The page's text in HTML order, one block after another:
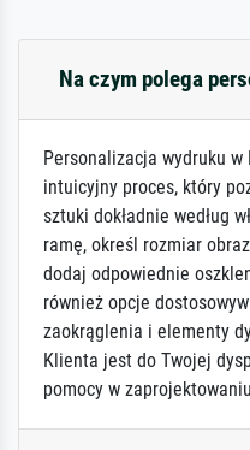
Na czym polega
Personalizacja wydruku
intuicyjny proces, który
sztuki dokładnie według
ramę, określ rozmiar
dodaj odpowiednie
również opcje
zaokrąglenia i elementy
Klienta jest do Twojej
pomocy w